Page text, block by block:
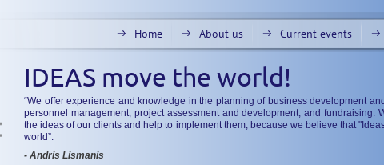
Home About us Current events
IDEAS move the world!
“We offer experience and knowledge in the planning of business development
personnel management, project assessment and development, and fundraising.
the ideas of our clients and help to implement them, because we believe that
world”.
- Andris Lismanis